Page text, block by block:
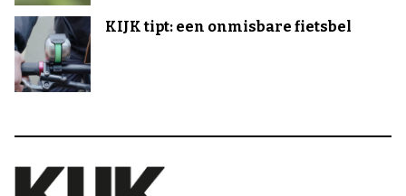
KIJK tipt: een onmisbare fietsbel